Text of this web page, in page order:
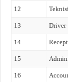
12
13 Driver
14
15
16